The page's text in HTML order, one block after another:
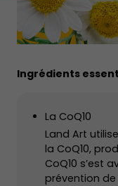
Ingrédients
La CoQ10
Land Art
la CoQ10,
CoQ10 s’est
prévention